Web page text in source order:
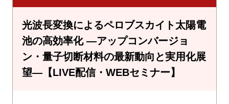
光波長変換によるペロブスカイト太陽電
池の高効率化 ―アップコンバージョ
ン・量子切断材料の最新動向と実用化展
望―【LIVE配信・WEBセミナー】